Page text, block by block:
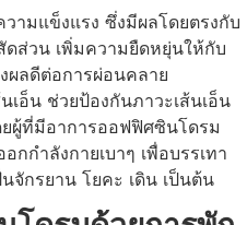
ามแข็งแรง ซึ่งมีผลโดยตรงกับ
ดส่วน เพิ่มความยืดหยุ่นให้กับ
ผลดีต่อการผ่อนคลาย
เอ็น ช่วยป้องกันภาวะเส้นเอ็น
ยผู้ที่มีอาการออฟฟิศซินโดรม
กกำลังกายเบาๆ เพื่อบรรเทา
จักรยาน โยคะ เดิน เป็นต้น